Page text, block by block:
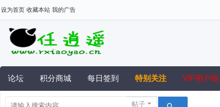
设为首页 收藏本站 我的广告
论坛 积分商城 每日签到 特别关注 VIP用户组
帖子